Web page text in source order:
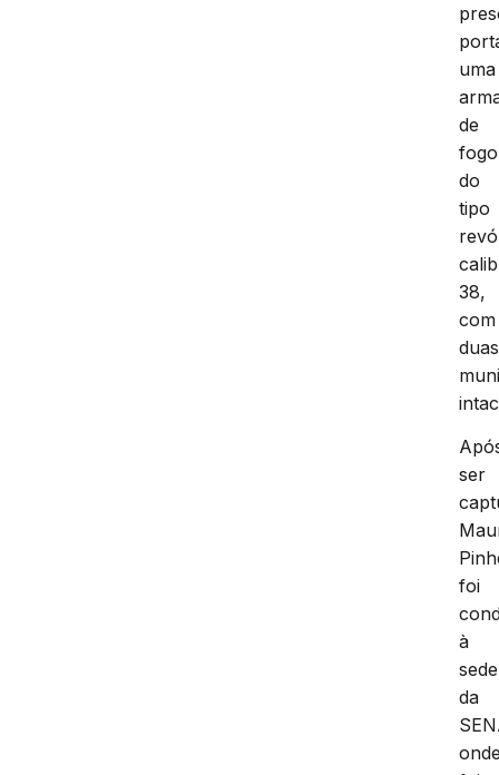
uma
de
fogo
do
tipo
38,
com
duas
ser
foi
à
sede
da